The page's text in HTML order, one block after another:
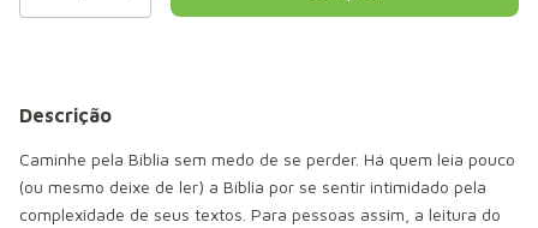
Descrição
Caminhe pela Bíblia sem medo de se perder. Há quem leia pouco
(ou mesmo deixe de ler) a Bíblia por se sentir intimidado pela
complexidade de seus textos. Para pessoas assim, a leitura do